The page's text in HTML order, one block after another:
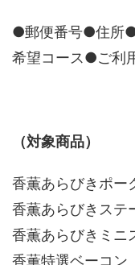
●郵便番号●住所
希望コース●ご利
（対象商品）
香薫あらびきポー
香薫あらびきステ
香薫あらびきミニ
香薫特選ベーコン